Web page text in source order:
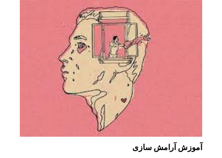
آموزش آرامش سازی